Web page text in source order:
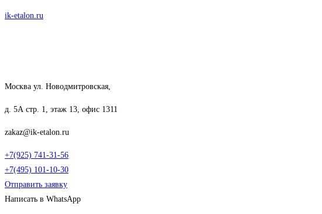
Перейти
ik-etalon.ru
Москва ул. Новодмитровская,
д. 5А стр. 1, этаж 13, офис 1311
zakaz@ik-etalon.ru
+7(925) 741-31-56
+7(495) 101-10-30
Отправить заявку
Написать в WhatsApp